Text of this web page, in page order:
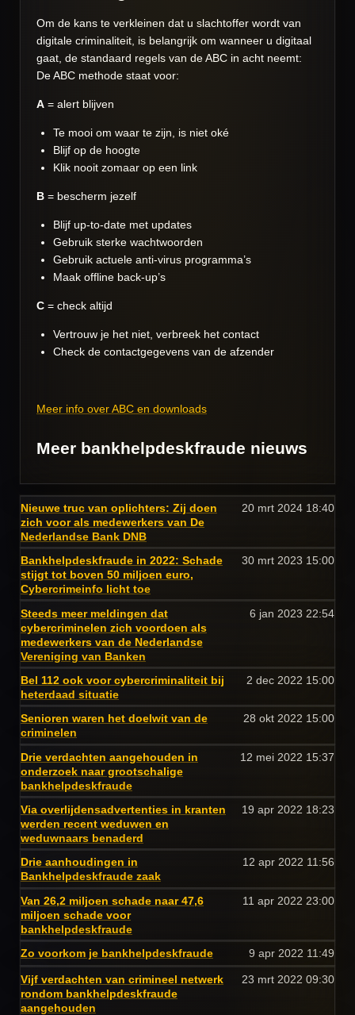
Om de kans te verkleinen dat u slachtoffer wordt van
digitale criminaliteit, is belangrijk om wanneer u digitaal
gaat, de standaard regels van de ABC in acht neemt:
De ABC methode staat voor:
A = alert blijven
Te mooi om waar te zijn, is niet oké
Blijf op de hoogte
Klik nooit zomaar op een link
B = bescherm jezelf
Blijf up-to-date met updates
Gebruik sterke wachtwoorden
Gebruik actuele anti-virus programma’s
Maak offline back-up’s
C = check altijd
Vertrouw je het niet, verbreek het contact
Check de contactgegevens van de afzender
Meer info over ABC en downloads
Meer bankhelpdeskfraude nieuws
Nieuwe truc van oplichters: Zij doen
zich voor als medewerkers van De
Nederlandse Bank DNB
20 mrt 2024 18:40
Bankhelpdeskfraude in 2022: Schade
stijgt tot boven 50 miljoen euro,
Cybercrimeinfo licht toe
30 mrt 2023 15:00
Steeds meer meldingen dat
cybercriminelen zich voordoen als
medewerkers van de Nederlandse
Vereniging van Banken
6 jan 2023 22:54
Bel 112 ook voor cybercriminaliteit bij
heterdaad situatie
2 dec 2022 15:00
Senioren waren het doelwit van de
criminelen
28 okt 2022 15:00
Drie verdachten aangehouden in
onderzoek naar grootschalige
bankhelpdeskfraude
12 mei 2022 15:37
Via overlijdensadvertenties in kranten
werden recent weduwen en
weduwnaars benaderd
19 apr 2022 18:23
Drie aanhoudingen in
Bankhelpdeskfraude zaak
12 apr 2022 11:56
Van 26,2 miljoen schade naar 47,6
miljoen schade voor
bankhelpdeskfraude
11 apr 2022 23:00
Zo voorkom je bankhelpdeskfraude 9 apr 2022 11:49
Vijf verdachten van crimineel netwerk
rondom bankhelpdeskfraude
aangehouden
23 mrt 2022 09:30